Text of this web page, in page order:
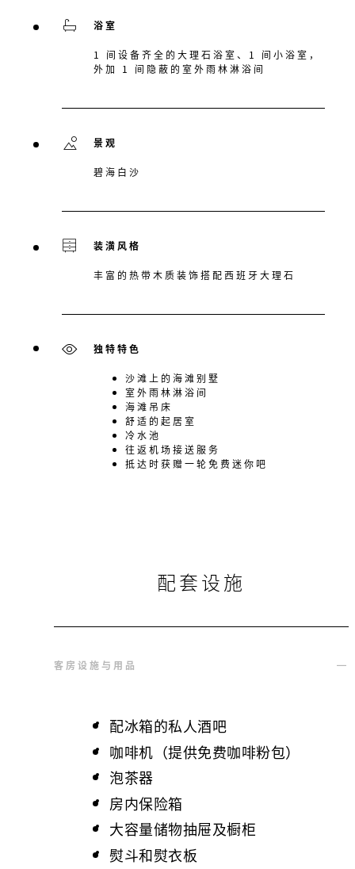
浴室
1 间设备齐全的大理石浴室、1 间小浴室，
外加 1 间隐蔽的室外雨林淋浴间
景观
碧海白沙
装潢风格
丰富的热带木质装饰搭配西班牙大理石
独特特色
沙滩上的海滩别墅
室外雨林淋浴间
海滩吊床
舒适的起居室
冷水池
往返机场接送服务
抵达时获赠一轮免费迷你吧
配套设施
客房设施与用品
配冰箱的私人酒吧
咖啡机（提供免费咖啡粉包）
泡茶器
房内保险箱
大容量储物抽屉及橱柜
熨斗和熨衣板